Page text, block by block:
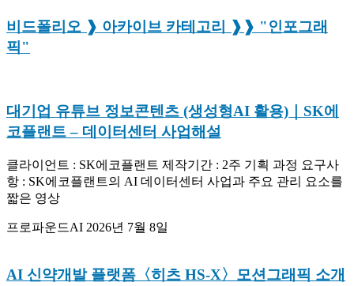
비드폴리오 ❱ 아카이브 카테고리 ❱❱ "인포그래
픽"
대기업 유튜브 정보콘텐츠 (생성형AI 활용)｜SK에
코플랜트 – 데이터센터 사업해설
클라이언트 : SK에코플랜트 제작기간 : 2주 기획 과정 요구사
항 : SK에코플랜트의 AI 데이터센터 사업과 주요 관리 요소를
짧은 영상
프로파운드AI 2026년 7월 8일
AI 신약개발 플랫폼〈히츠 HS-X〉모션그래픽 소개